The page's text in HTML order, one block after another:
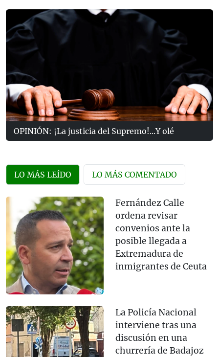
OPINIÓN: ¡La justicia del Supremo!...Y olé
LO MÁS LEÍDO LO MÁS COMENTADO
Fernández Calle
ordena revisar
convenios ante la
posible llegada a
Extremadura de
inmigrantes de Ceuta
La Policía Nacional
interviene tras una
discusión en una
churrería de Badajoz